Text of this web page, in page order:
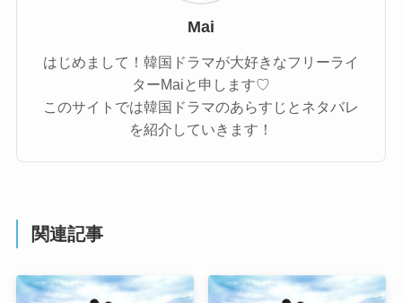
Mai
はじめまして！韓国ドラマが大好きなフリーライ
ターMaiと申します♡
このサイトでは韓国ドラマのあらすじとネタバレ
を紹介していきます！
関連記事